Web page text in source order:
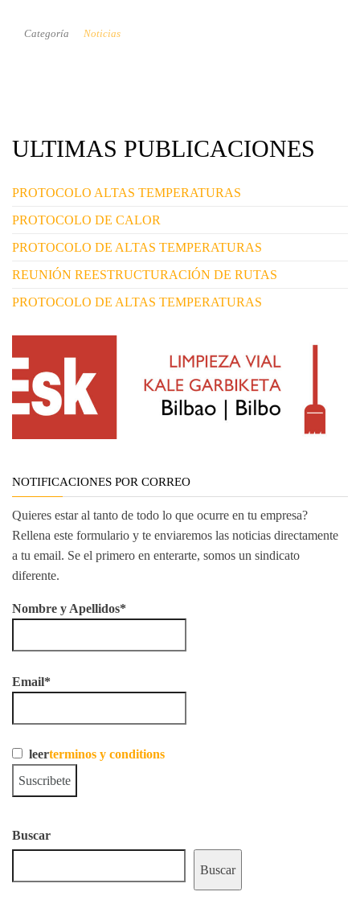
Categoría Noticias
ULTIMAS PUBLICACIONES
PROTOCOLO ALTAS TEMPERATURAS
PROTOCOLO DE CALOR
PROTOCOLO DE ALTAS TEMPERATURAS
REUNIÓN REESTRUCTURACIÓN DE RUTAS
PROTOCOLO DE ALTAS TEMPERATURAS
NOTIFICACIONES POR CORREO
Quieres estar al tanto de todo lo que ocurre en tu empresa?
Rellena este formulario y te enviaremos las noticias directamente
a tu email. Se el primero en enterarte, somos un sindicato
diferente.
Nombre y Apellidos*
Email*
leerterminos y conditions
Buscar
Buscar